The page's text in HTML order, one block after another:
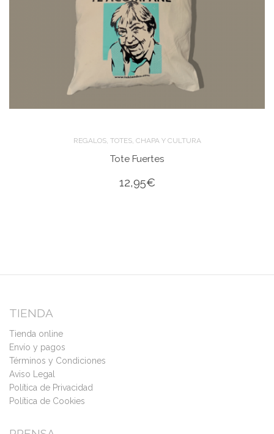
REGALOS, TOTES, CHAPA Y CULTURA
Tote Fuertes
12,95€
TIENDA
Tienda online
Envío y pagos
Términos y Condiciones
Aviso Legal
Política de Privacidad
Política de Cookies